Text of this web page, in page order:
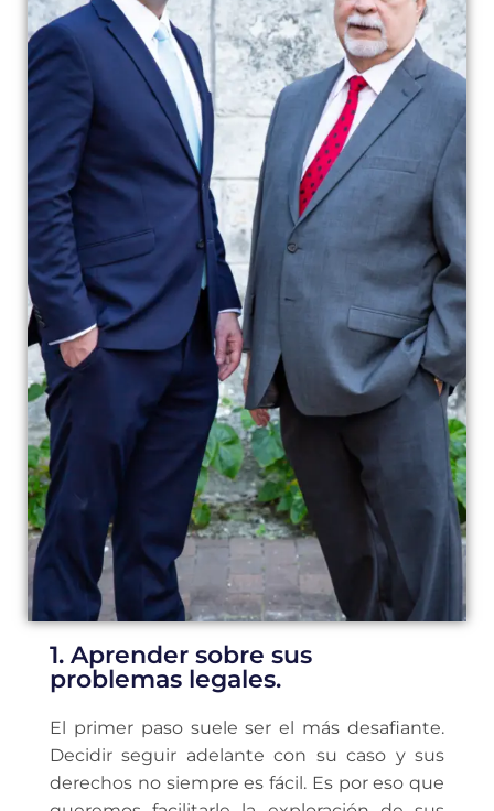
1. Aprender sobre sus
problemas legales.
El primer paso suele ser el más desafiante.
Decidir seguir adelante con su caso y sus
derechos no siempre es fácil. Es por eso que